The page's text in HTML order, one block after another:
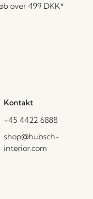
over 499 DKK*
Kontakt
+45 4422 6888
shop@hubsch-
interior.com